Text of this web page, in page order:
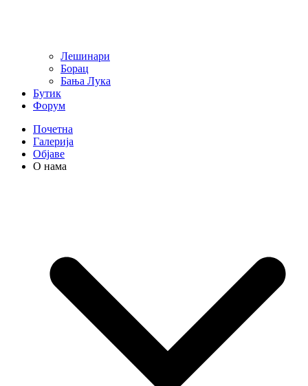
Лешинари
Борац
Бања Лука
Бутик
Форум
Почетна
Галерија
Објаве
О нама